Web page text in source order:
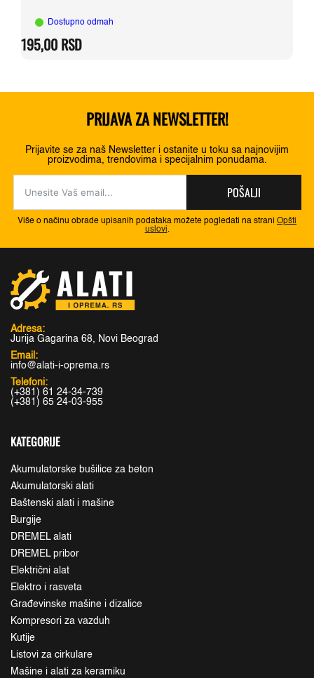
Dostupno odmah
195,00 RSD
PRIJAVA ZA NEWSLETTER!
Prijavite se za naš Newsletter i ostanite u toku sa najnovijim
proizvodima, trendovima i specijalnim ponudama.
POŠALJI
Više o načinu obrade upisanih podataka možete pogledati na strani Opšti
uslovi.
Adresa:
Jurija Gagarina 68, Novi Beograd
Email:
info@alati-i-oprema.rs
Telefoni:
(+381) 61 24-34-739
(+381) 65 24-03-955
KATEGORIJE
Akumulatorske bušilice za beton
Akumulatorski alati
Baštenski alati i mašine
Burgije
DREMEL alati
DREMEL pribor
Električni alat
Elektro i rasveta
Građevinske mašine i dizalice
Kompresori za vazduh
Kutije
Listovi za cirkulare
Mašine i alati za keramiku